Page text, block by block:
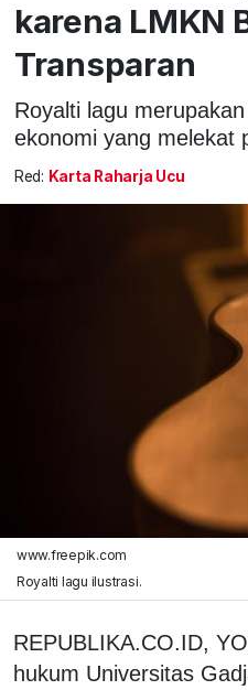
karena LMKN
Transparan
Royalti lagu
ekonomi yang melekat
Red: Karta Raharja Ucu
www.freepik.com
Royalti lagu ilustrasi.
REPUBLIKA.CO.ID,
hukum Universitas